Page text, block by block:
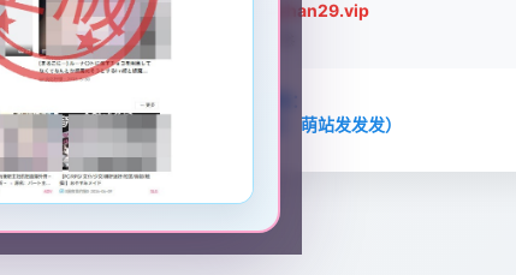
👉【最新备用域名】
www.mengzhan29.vip
即可直接进入
📧 请牢记并保存发布页邮箱：
mengzhanfafafa@gmail.com
（速记：萌站发发发）